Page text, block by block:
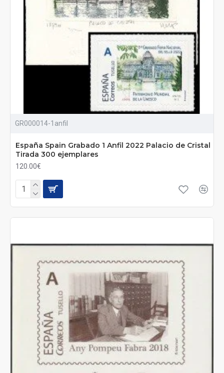
GR000014-1anfil
España Spain Grabado 1 Anfil 2022 Palacio de Cristal
Tirada 300 ejemplares
120.00€